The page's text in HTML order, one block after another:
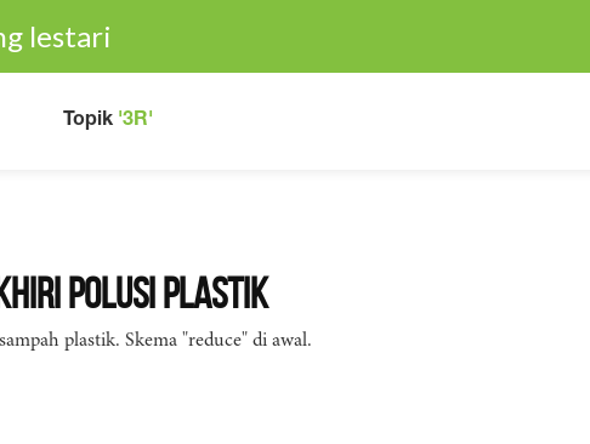
lestari
Topik '3R'
Polusi Plastik
plastik. Skema "reduce" di awal.